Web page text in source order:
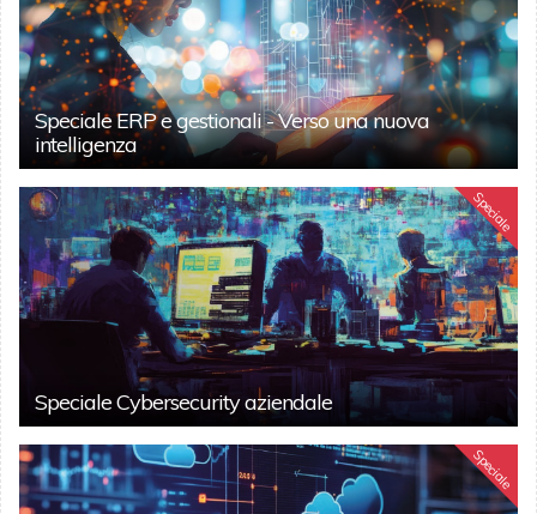
Speciale ERP e gestionali - Verso una nuova
intelligenza
Speciale
Speciale Cybersecurity aziendale
Speciale